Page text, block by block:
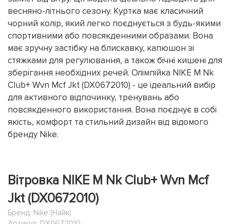
весняно-літнього сезону. Куртка має класичний
чорний колір, який легко поєднується з будь-якими
спортивними або повсякденними образами. Вона
має зручну застібку на блискавку, капюшон зі
стяжками для регулювання, а також бічні кишені для
зберігання необхідних речей. Олімпійка NIKE M Nk
Club+ Wvn Mcf Jkt (DX0672010) - це ідеальний вибір
для активного відпочинку, тренувань або
повсякденного використання. Вона поєднує в собі
якість, комфорт та стильний дизайн від відомого
бренду Nike.
Вітровка NIKE M Nk Club+ Wvn Mcf
Jkt (DX0672010)
Бренд: Nike (Найк)